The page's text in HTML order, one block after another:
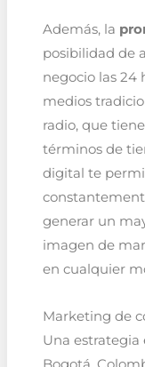
Además, la
posibilidad de
negocio las 24
medios
radio, que
términos de
digital te
generar un
imagen de
en cualquier
Marketing de
Una